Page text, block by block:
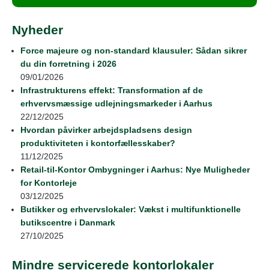
Nyheder
Force majeure og non-standard klausuler: Sådan sikrer
du din forretning i 2026
09/01/2026
Infrastrukturens effekt: Transformation af de
erhvervsmæssige udlejningsmarkeder i Aarhus
22/12/2025
Hvordan påvirker arbejdspladsens design
produktiviteten i kontorfællesskaber?
11/12/2025
Retail‑til‑Kontor Ombygninger i Aarhus: Nye Muligheder
for Kontorleje
03/12/2025
Butikker og erhvervslokaler: Vækst i multifunktionelle
butikscentre i Danmark
27/10/2025
Mindre servicerede kontorlokaler